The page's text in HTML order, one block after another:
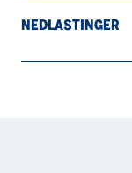
NEDLASTINGER